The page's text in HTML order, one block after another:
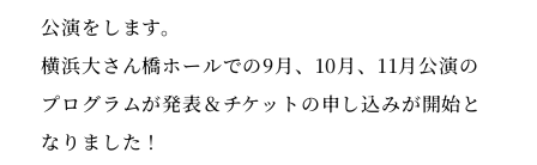
公演をします。
横浜大さん橋ホールでの9月、10月、11月公演の
プログラムが発表＆チケットの申し込みが開始と
なりました！